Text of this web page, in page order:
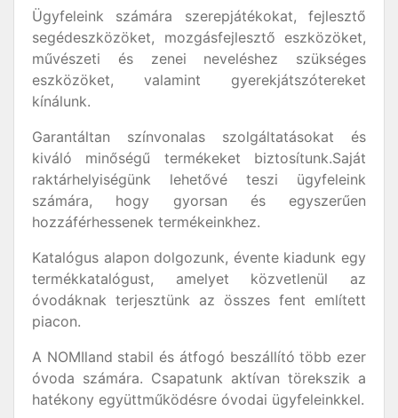
Ügyfeleink számára szerepjátékokat, fejlesztő
segédeszközöket, mozgásfejlesztő eszközöket,
művészeti és zenei neveléshez szükséges
eszközöket, valamint gyerekjátszótereket
kínálunk.
Garantáltan színvonalas szolgáltatásokat és
kiváló minőségű termékeket biztosítunk.Saját
raktárhelyiségünk lehetővé teszi ügyfeleink
számára, hogy gyorsan és egyszerűen
hozzáférhessenek termékeinkhez.
Katalógus alapon dolgozunk, évente kiadunk egy
termékkatalógust, amelyet közvetlenül az
óvodáknak terjesztünk az összes fent említett
piacon.
A NOMIland stabil és átfogó beszállító több ezer
óvoda számára. Csapatunk aktívan törekszik a
hatékony együttműködésre óvodai ügyfeleinkkel.